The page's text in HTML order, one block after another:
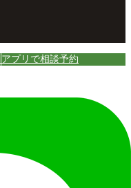
アプリで相談予約